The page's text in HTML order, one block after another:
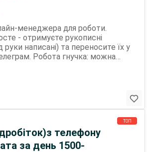
менеджера для роботи.
- отримуєте рукописні
руки написані) та переносите їх у
гнучка: можна
уважності, відповідальності та
- 1800-2600
телеграм! Нікнейм : sofkef Софія!
ТОП
телефону
за день 1500-